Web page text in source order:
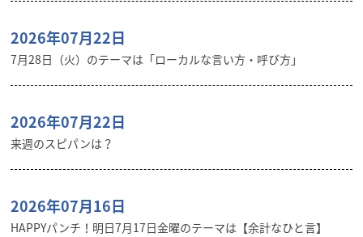
2026年07月22日
7月28日（火）のテーマは「ローカルな言い方・呼び方」
2026年07月22日
来週のスピパンは？
2026年07月16日
HAPPYパンチ！明日7月17日金曜のテーマは【余計なひと言】